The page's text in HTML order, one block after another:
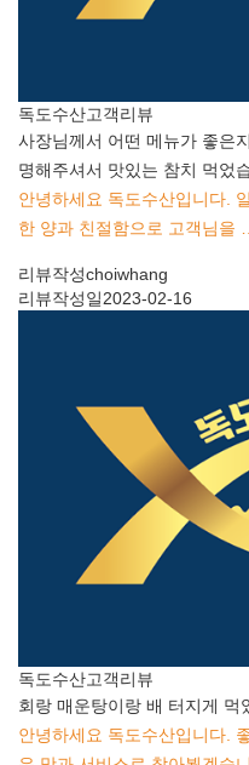
독도수산고객리뷰
사장님께서 어떤 메뉴가 좋은
명해주셔서 맛있는 참치 먹었
안녕하세요 독도수산입니다.
한 양과 친절함으로 고객님을 …
리뷰작성choiwhang
리뷰작성일2023-02-16
독도수산고객리뷰
회랑 매운탕이랑 배 터지게 먹
안녕하세요 독도수산입니다.